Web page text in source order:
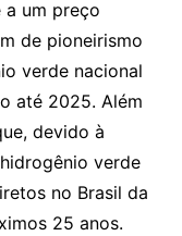
um preço
de pioneirismo
verde nacional
até 2025. Além
devido à
verde
no Brasil da
25 anos.